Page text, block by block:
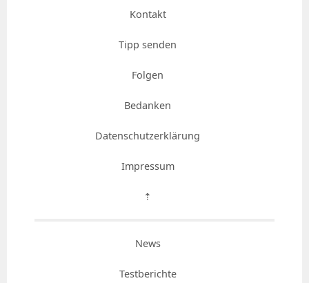
Kontakt
Tipp senden
Folgen
Bedanken
Datenschutzerklärung
Impressum
⇡
News
Testberichte